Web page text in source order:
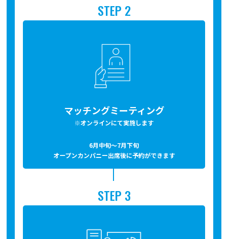
STEP 2
マッチングミーティング
※オンラインにて実施します
6月中旬～7月下旬
オープンカンパニー出席後に予約ができます
STEP 3